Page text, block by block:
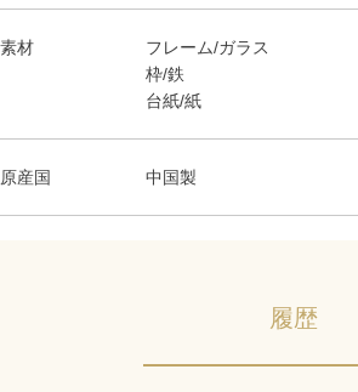
素材
フレーム/ガラス
枠/鉄
台紙/紙
原産国 中国製
履歴